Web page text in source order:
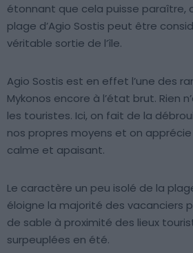
étonnant que cela puisse paraître,
plage d’Agio Sostis peut être
véritable sortie de l’île.
Agio Sostis est en effet l’une des
Mykonos encore à l’état brut. Rien
les touristes. Ici, on fait de la
nos propres moyens et on apprécie
calme et apaisant.
Le caractère un peu isolé de la
éloigne la majorité des vacanciers
de sable à proximité des lieux
surpeuplées en été.